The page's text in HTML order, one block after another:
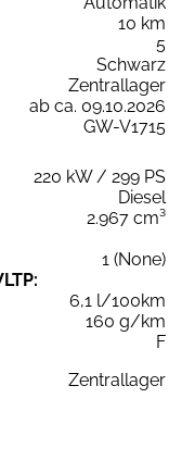
10 km
5
Schwarz
Zentrallager
ab ca. 09.10.2026
GW-V1715
220 kW / 299 PS
Diesel
2.967 cm³
1 (None)
6,1 l/100km
160 g/km
F
Zentrallager